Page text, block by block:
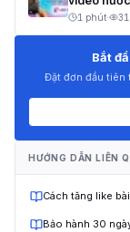
1 phút·
Bắt
Đặt đơn đầu tiên
HƯỚNG DẪN LIÊN
Cách tăng like
Bảo hành 30